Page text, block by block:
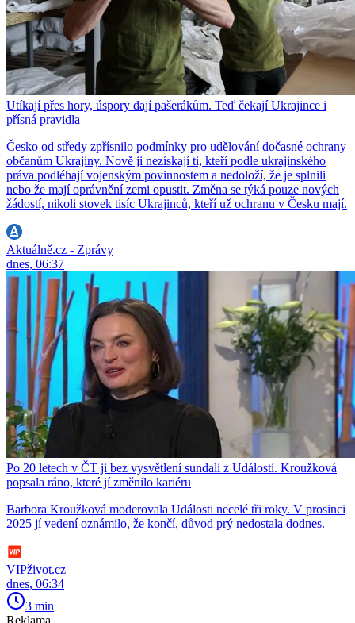
Utíkají přes hory, úspory dají pašerákům. Teď čekají Ukrajince i
přísná pravidla
Česko od středy zpřísnilo podmínky pro udělování dočasné ochrany
občanům Ukrajiny. Nově ji nezískají ti, kteří podle ukrajinského
práva podléhají vojenským povinnostem a nedoloží, že je splnili
nebo že mají oprávnění zemi opustit. Změna se týká pouze nových
žádostí, nikoli stovek tisíc Ukrajinců, kteří už ochranu v Česku mají.
Aktuálně.cz - Zprávy
dnes, 06:37
Po 20 letech v ČT ji bez vysvětlení sundali z Událostí. Kroužková
popsala ráno, které jí změnilo kariéru
Barbora Kroužková moderovala Události necelé tři roky. V prosinci
2025 jí vedení oznámilo, že končí, důvod prý nedostala dodnes.
VIPživot.cz
dnes, 06:34
3 min
Reklama